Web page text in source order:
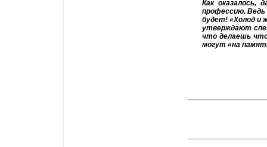
Как оказалось,
профессию.
будет! «Холод и
утверждают
что делаешь
могут «на